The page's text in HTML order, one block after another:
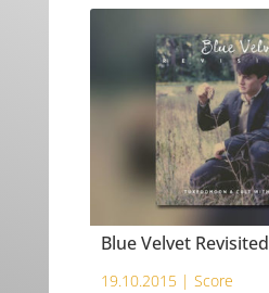
Blue Velvet Revisited
19.10.2015 | Score